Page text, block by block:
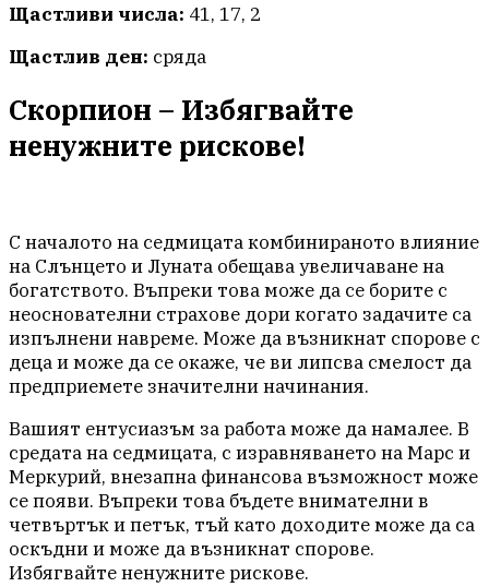
Щастливи числа: 41, 17, 2
Щастлив ден: сряда
Скорпион – Избягвайте
ненужните рискове!
С началото на седмицата комбинираното влияние
на Слънцето и Луната обещава увеличаване на
богатството. Въпреки това може да се борите с
неоснователни страхове дори когато задачите са
изпълнени навреме. Може да възникнат спорове с
деца и може да се окаже, че ви липсва смелост да
предприемете значителни начинания.
Вашият ентусиазъм за работа може да намалее. В
средата на седмицата, с изравняването на Марс и
Меркурий, внезапна финансова възможност може
се появи. Въпреки това бъдете внимателни в
четвъртък и петък, тъй като доходите може да са
оскъдни и може да възникнат спорове.
Избягвайте ненужните рискове.